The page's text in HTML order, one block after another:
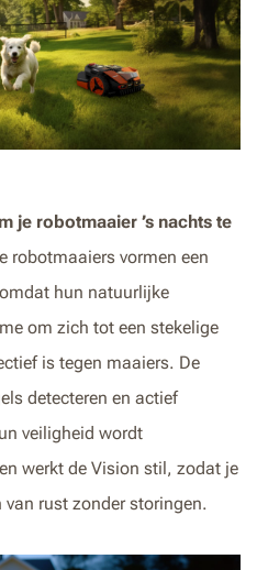
je robotmaaier ’s nachts te
robotmaaiers vormen een
hun natuurlijke
om zich tot een stekelige
is tegen maaiers. De
detecteren en actief
veiligheid wordt
werkt de Vision stil, zodat je
van rust zonder storingen.